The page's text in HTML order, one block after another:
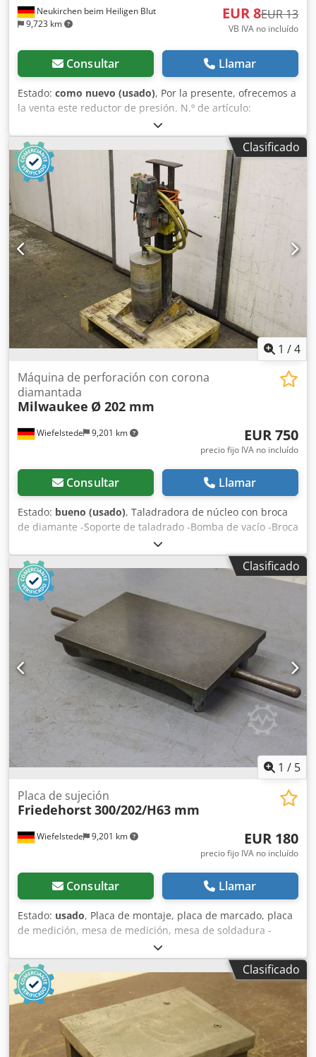
Neukirchen beim Heiligen Blut
9,723 km
EUR 8EUR 13
VB IVA no incluído
Consultar Llamar
Estado: como nuevo (usado), Por la presente, ofrecemos a
la venta este reductor de presión. N.º de artículo:
RS3602021018 Djdpfsx Ekrujx Abrsck Disponibles 5
unidades en condiciones como nuevas. Precio por la
compra de todas las unidades: 40 € (neto). Manual de
instrucciones incluido. Posibilidad de envío. No se aceptan
devoluciones ni se ofrece garantía.
Clasificado
1 /4
Wiefelstede 9,201 km
Máquina de perforación con corona
diamantada
Milwaukee Ø 202 mm
EUR 750
precio fijo IVA no incluído
Consultar Llamar
Estado: bueno (usado), Taladradora de núcleo con broca
de diamante -Soporte de taladrado -Bomba de vacío -Broca
de núcleo: Ø 202 mm (imagen) -Dimensiones de la
máquina: 500 x 370 x 1070 mm (alto) Dsdjdpvwwjpfx
Abreck -Peso: 53 kg
Clasificado
1 / 5
Wiefelstede 9,201 km
Placa de sujeción
Friedehorst300/202/H63 mm
EUR 180
precio fijo IVA no incluído
Consultar Llamar
Estado: usado, Placa de montaje, placa de marcado, placa
de medición, mesa de medición, mesa de soldadura -
Placa: está rectificada -Ancho: 202 mm -Largo: 300 mm -
Alto: 65 mm -Grosor de la placa: 12 mm -Placa: tiene
nervaduras de refuerzo -Cantidad: 10 placas disponibles -
Precio: por unidad -Dimensiones: 515/202/A63 mm -Peso: 7
kg/unidad Dedsdfb Itspfx Abrsck
Clasificado